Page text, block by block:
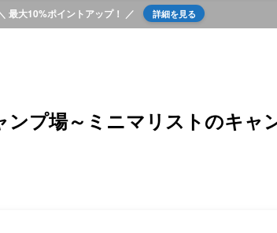
最大10%ポイントアップ！ ／ 詳細を見る
ンプ場～ミニマリストのキャ